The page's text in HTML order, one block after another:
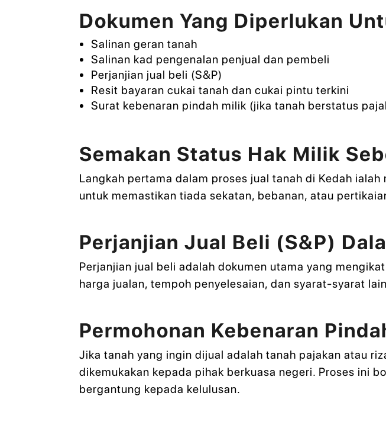
Dokumen Yang Diperlukan
Salinan geran tanah
Salinan kad pengenalan penjual dan pembeli
Perjanjian jual beli (S&P)
Resit bayaran cukai tanah dan cukai pintu terkini
Surat kebenaran pindah milik (jika tanah berstatus
Semakan Status Hak Milik
Langkah pertama dalam proses jual tanah di Kedah
untuk memastikan tiada sekatan, bebanan, atau
Perjanjian Jual Beli (S&P)
Perjanjian jual beli adalah dokumen utama yang
harga jualan, tempoh penyelesaian, dan syarat-syarat
Permohonan Kebenaran
Jika tanah yang ingin dijual adalah tanah pajakan atau
dikemukakan kepada pihak berkuasa negeri. Proses ini
bergantung kepada kelulusan.